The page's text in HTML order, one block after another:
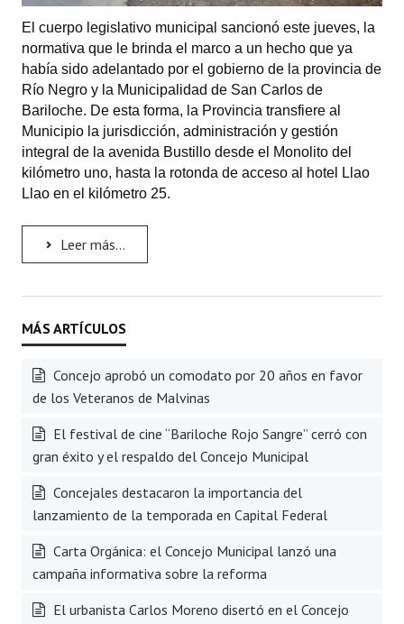
El cuerpo legislativo municipal sancionó este jueves, la
normativa que le brinda el marco a un hecho que ya
había sido adelantado por el gobierno de la provincia de
Río Negro y la Municipalidad de San Carlos de
Bariloche. De esta forma, la Provincia transfiere al
Municipio la jurisdicción, administración y gestión
integral de la avenida Bustillo desde el Monolito del
kilómetro uno, hasta la rotonda de acceso al hotel Llao
Llao en el kilómetro 25.
Leer más...
Concejo aprobó un comodato por 20 años en favor
de los Veteranos de Malvinas
El festival de cine “Bariloche Rojo Sangre” cerró con
gran éxito y el respaldo del Concejo Municipal
Concejales destacaron la importancia del
lanzamiento de la temporada en Capital Federal
Carta Orgánica: el Concejo Municipal lanzó una
campaña informativa sobre la reforma
El urbanista Carlos Moreno disertó en el Concejo